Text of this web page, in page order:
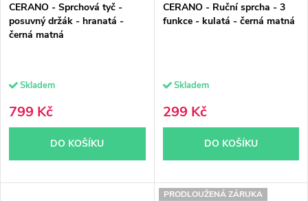
CERANO - Sprchová tyč -
posuvný držák - hranatá -
černá matná
Skladem
799 Kč
DO KOŠÍKU
CERANO - Ruční sprcha - 3
funkce - kulatá - černá matná
Skladem
299 Kč
DO KOŠÍKU
PRODLOUŽENÁ ZÁRUKA